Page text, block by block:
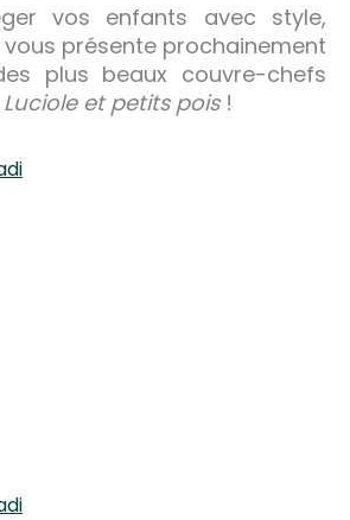
vos enfants avec style,
présente prochainement
plus beaux couvre-chefs
Luciole et petits pois!